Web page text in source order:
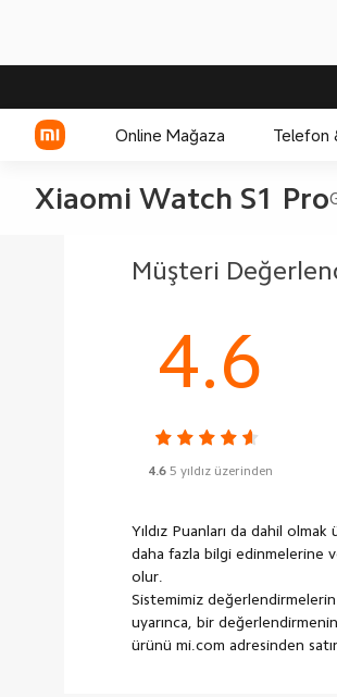
Online Mağaza Telefon
Xiaomi Watch S1 Pro
Müşteri
4.6
4.6 5 yıldız üzerinden
Yıldız Puanları da dahil
daha fazla bilgi edinmelerine
olur.
Sistemimiz değerlendirmelerin
uyarınca, bir değerlendirmenin
ürünü mi.com adresinden